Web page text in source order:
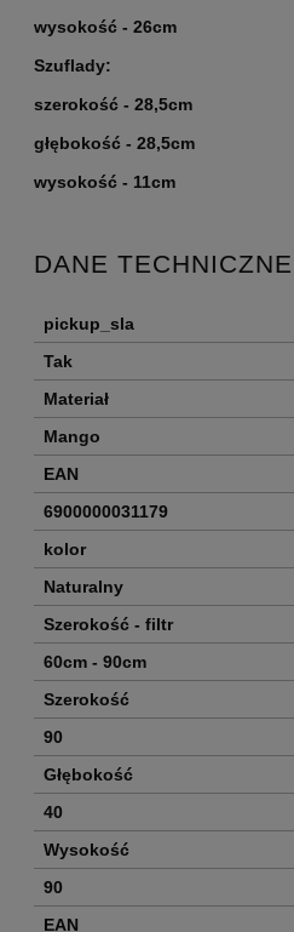
wysokość - 26cm
Szuflady:
szerokość - 28,5cm
głębokość - 28,5cm
wysokość - 11cm
DANE TECHNICZNE
pickup_sla
Tak
Materiał
Mango
EAN
6900000031179
kolor
Naturalny
Szerokość - filtr
60cm - 90cm
Szerokość
90
Głębokość
40
Wysokość
90
EAN